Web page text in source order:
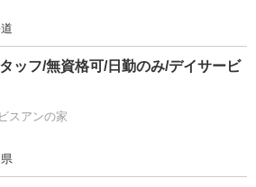
ッフ/無資格可/日勤のみ/デイサービ
スアンの家